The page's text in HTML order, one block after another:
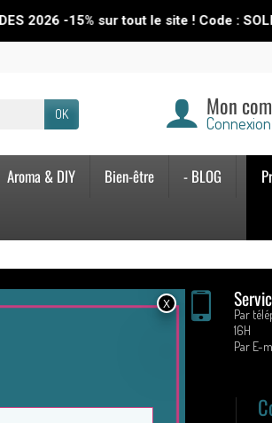
2026-15%sur tout le site ! Code :
OK Mon
Connexion
Aroma & DIY Bien-être
- BLOG
satisfaction
Par
16H
Par E-
A propos